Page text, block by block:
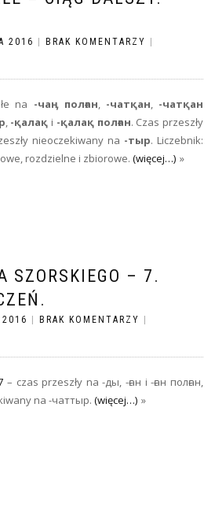
2016 BRAK KOMENTARZY
na -чаӊ полған, -чатқан, -чатқан
, -қалақ i -қалақ полған. Czas przeszły
nieoczekiwany na -тыр. Liczebnik:
rozdzielne i zbiorowe. (więcej…)
SZORSKIEGO – 7.
2016 BRAK KOMENTARZY
– czas przeszły na -ды, -ған i -ған полған,
na -чаттыр. (więcej…)